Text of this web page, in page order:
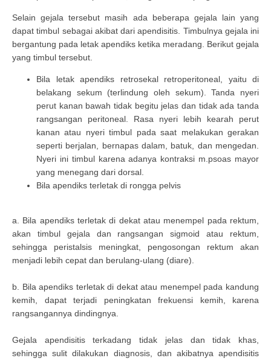
Selain gejala tersebut masih ada beberapa gejala lain yang
dapat timbul sebagai akibat dari apendisitis. Timbulnya gejala ini
bergantung pada letak apendiks ketika meradang. Berikut gejala
yang timbul tersebut.
Bila letak apendiks retrosekal retroperitoneal, yaitu di
belakang sekum (terlindung oleh sekum). Tanda nyeri
perut kanan bawah tidak begitu jelas dan tidak ada tanda
rangsangan peritoneal. Rasa nyeri lebih kearah perut
kanan atau nyeri timbul pada saat melakukan gerakan
seperti berjalan, bernapas dalam, batuk, dan mengedan.
Nyeri ini timbul karena adanya kontraksi m.psoas mayor
yang menegang dari dorsal.
Bila apendiks terletak di rongga pelvis
a. Bila apendiks terletak di dekat atau menempel pada rektum,
akan timbul gejala dan rangsangan sigmoid atau rektum,
sehingga peristalsis meningkat, pengosongan rektum akan
menjadi lebih cepat dan berulang-ulang (diare).
b. Bila apendiks terletak di dekat atau menempel pada kandung
kemih, dapat terjadi peningkatan frekuensi kemih, karena
rangsangannya dindingnya.
Gejala apendisitis terkadang tidak jelas dan tidak khas,
sehingga sulit dilakukan diagnosis, dan akibatnya apendisitis